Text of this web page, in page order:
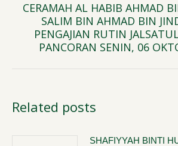
Next
post:
CERAMAH AL HABIB AHMAD
SALIM BIN AHMAD BIN
PENGAJIAN RUTIN
PANCORAN SENIN, 06
Related posts
SHAFIYYAH BINTI